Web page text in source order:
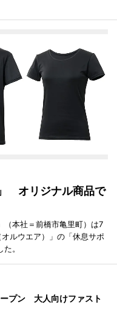
オリジナル商品で
（本社＝前橋市亀里町）は7
ルウエア）」の「休息サポ
。
プン 大人向けファスト